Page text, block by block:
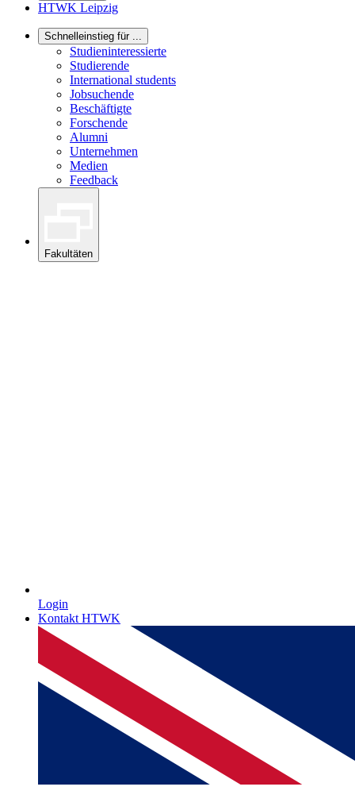
HTWK Leipzig
Schnelleinstieg für ...
Studieninteressierte
Studierende
International students
Jobsuchende
Beschäftigte
Forschende
Alumni
Unternehmen
Medien
Feedback
Fakultäten
Login
Kontakt HTWK